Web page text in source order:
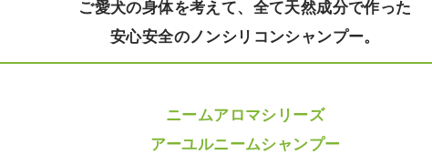
ご愛犬の身体を考えて、全て天然成分で作った
安心安全のノンシリコンシャンプー。
ニームアロマシリーズ
アーユルニームシャンプー